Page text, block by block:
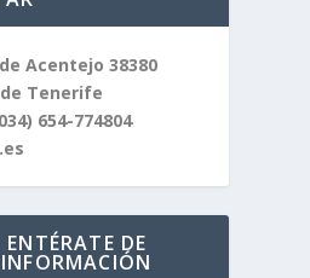
Acentejo 38380
Tenerife
654-774804
DE